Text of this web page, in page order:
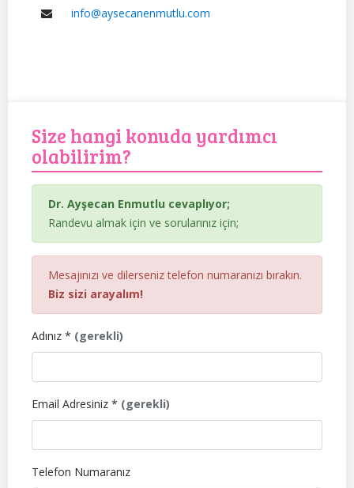
info@aysecanenmutlu.com
Size hangi konuda yardımcı
olabilirim?
Dr. Ayşecan Enmutlu cevaplıyor;
Randevu almak için ve sorularınız için;
Mesajınızı ve dilerseniz telefon numaranızı bırakın.
Biz sizi arayalım!
Adınız * (gerekli)
Email Adresiniz * (gerekli)
Telefon Numaranız